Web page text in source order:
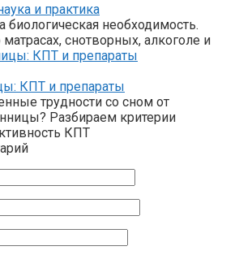
и практика
необходимость.
снотворных, алкоголе и
КПТ и препараты
трудности со сном от
Разбираем критерии
КПТ